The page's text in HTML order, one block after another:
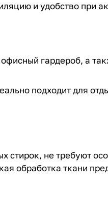
и удобство при
гардероб, а
подходит для
стирок, не требуют
обработка ткани